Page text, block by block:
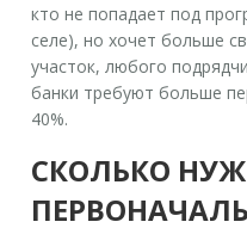
кто не попадает под
селе), но хочет больше
участок, любого
банки требуют больше
40%.
СКОЛЬКО